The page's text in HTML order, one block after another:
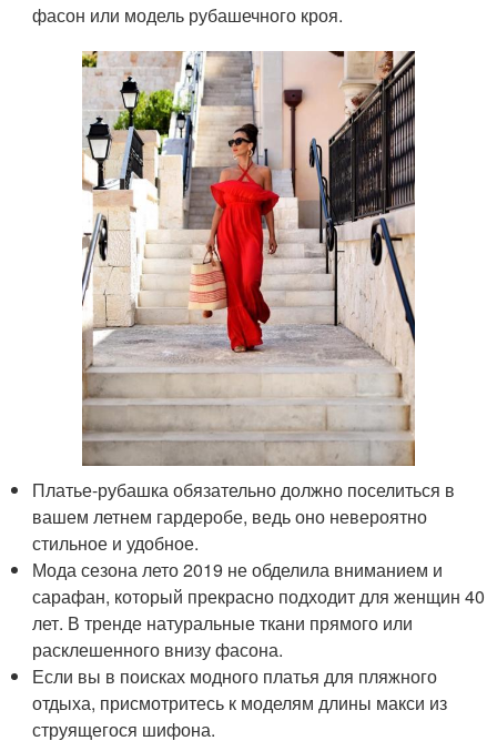
фасон или модель рубашечного кроя.
Платье-рубашка обязательно должно поселиться в
вашем летнем гардеробе, ведь оно невероятно
стильное и удобное.
Мода сезона лето 2019 не обделила вниманием и
сарафан, который прекрасно подходит для женщин 40
лет. В тренде натуральные ткани прямого или
расклешенного внизу фасона.
Если вы в поисках модного платья для пляжного
отдыха, присмотритесь к моделям длины макси из
струящегося шифона.